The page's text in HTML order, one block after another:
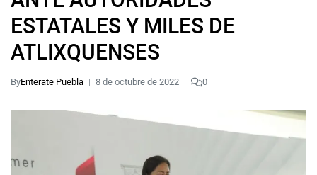
ESTATALES Y MILES DE
ATLIXQUENSES
ByEnterate Puebla 8 de octubre de 2022 0